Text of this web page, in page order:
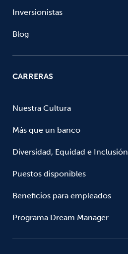
Inversionistas
Blog
CARRERAS
Nuestra Cultura
Más que un banco
Diversidad, Equidad e Inclusión
Puestos disponibles
Beneficios para empleados
Programa Dream Manager